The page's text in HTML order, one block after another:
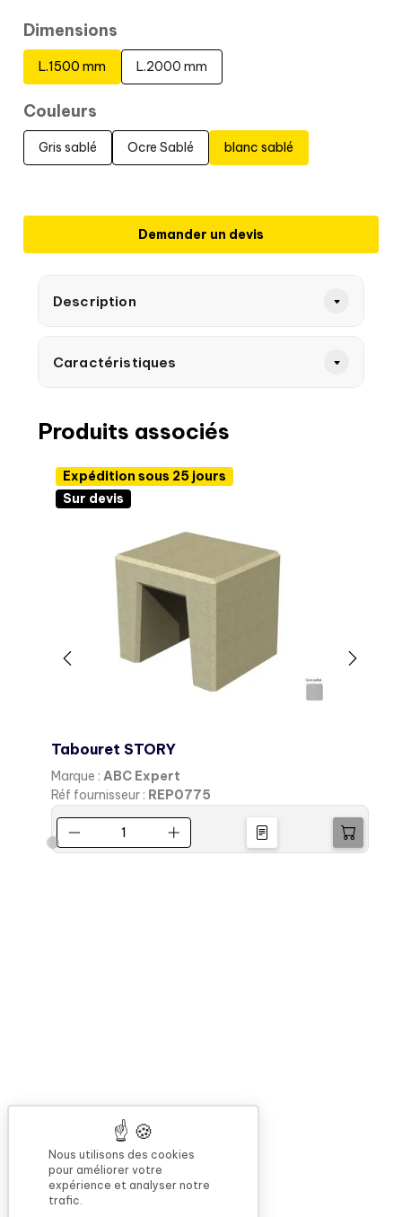
Dimensions
L.1500 mm L.2000 mm
Couleurs
Gris sablé Ocre Sablé blanc sablé
Demander un devis
Description
Caractéristiques
Produits associés
Expédition sous 25 jours
Sur devis
Tabouret STORY
Marque : ABC Expert
Réf fournisseur : REP0775
Nous utilisons des cookies
pour améliorer votre
expérience et analyser notre
trafic.